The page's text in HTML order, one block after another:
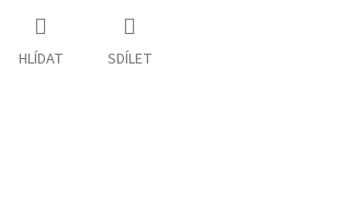
HLÍDAT SDÍLET